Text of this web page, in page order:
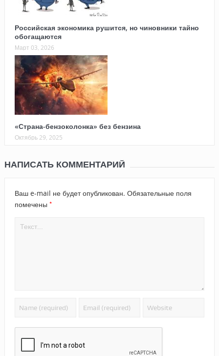
Российская экономика рушится, но чиновники тайно
обогащаются
Март 03, 2026
«Страна-бензоколонка» без бензина
Октябрь 29, 2025
НАПИСАТЬ КОММЕНТАРИЙ
Ваш e-mail не будет опубликован. Обязательные поля
помечены *